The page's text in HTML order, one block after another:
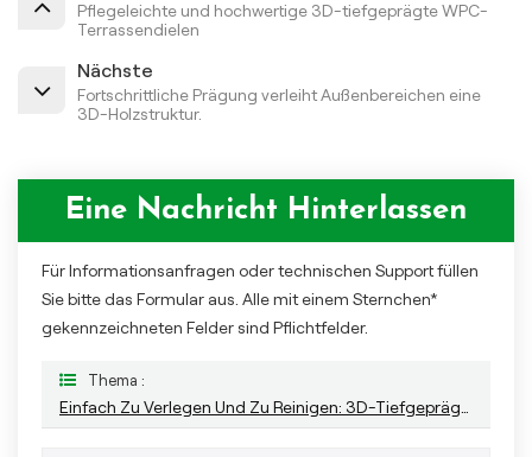
Pflegeleichte und hochwertige 3D-tiefgeprägte WPC-
Terrassendielen
Nächste
Fortschrittliche Prägung verleiht Außenbereichen eine
3D-Holzstruktur.
Eine Nachricht Hinterlassen
Für Informationsanfragen oder technischen Support füllen
Sie bitte das Formular aus. Alle mit einem Sternchen*
gekennzeichneten Felder sind Pflichtfelder.
Thema :
Einfach Zu Verlegen Und Zu Reinigen: 3D-Tiefgeprägte WPC-Terrassendielen